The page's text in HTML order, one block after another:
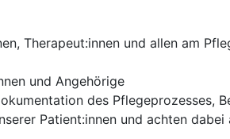
Therapeut:innen und allen am
und Angehörige
des Pflegeprozesses,
Patient:innen und achten